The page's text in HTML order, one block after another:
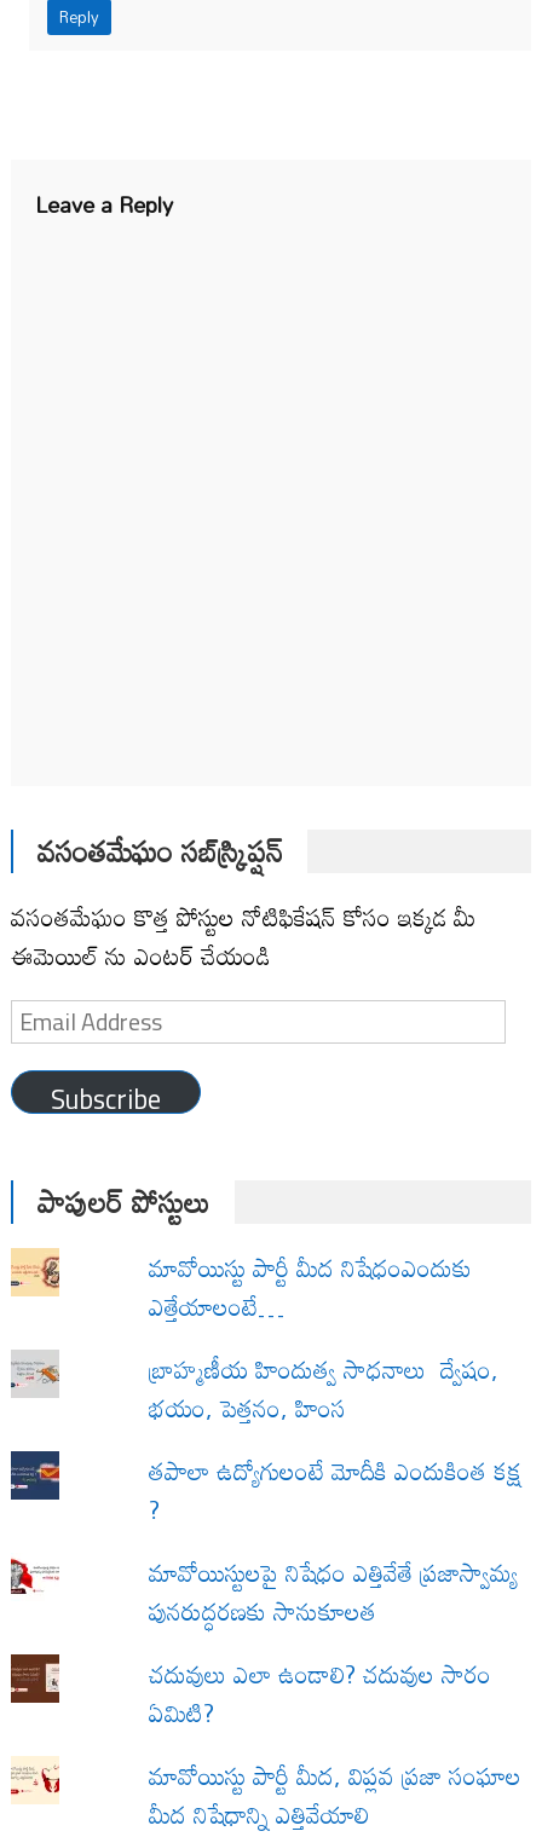
Reply
Leave a Reply
వసంతమేఘం సబ్‌స్క్రిప్షన్
వసంతమేఘం కొత్త పోస్టుల నోటిఫికేషన్ కోసం ఇక్కడ మీ
ఈమెయిల్ ను ఎంటర్ చేయండి
Email
Address
Subscribe
పాపులర్ పోస్టులు
మావోయిస్టు పార్టీ మీద నిషేధంఎందుకు
ఎత్తేయాలంటే…
బ్రాహ్మణీయ హిందుత్వ సాధనాలు ద్వేషం,
భయం, పెత్తనం, హింస
త‌పాలా ఉద్యోగులంటే మోదీకి ఎందుకింత కక్ష
?
మావోయిస్టులపై నిషేధం ఎత్తివేతే ప్రజాస్వామ్య
పునరుద్ధరణకు సానుకూలత
చదువులు ఎలా ఉండాలి? చదువుల సారం
ఏమిటి?
మావోయిస్టు పార్టీ మీద, విప్లవ ప్రజా సంఘాల
మీద నిషేధాన్ని ఎత్తివేయాలి